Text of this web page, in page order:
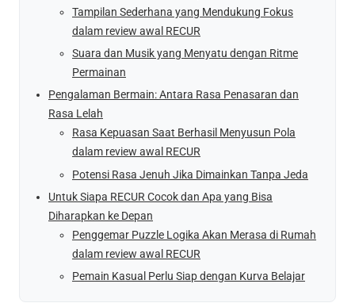
Tampilan Sederhana yang Mendukung Fokus
dalam review awal RECUR
Suara dan Musik yang Menyatu dengan Ritme
Permainan
Pengalaman Bermain: Antara Rasa Penasaran dan
Rasa Lelah
Rasa Kepuasan Saat Berhasil Menyusun Pola
dalam review awal RECUR
Potensi Rasa Jenuh Jika Dimainkan Tanpa Jeda
Untuk Siapa RECUR Cocok dan Apa yang Bisa
Diharapkan ke Depan
Penggemar Puzzle Logika Akan Merasa di Rumah
dalam review awal RECUR
Pemain Kasual Perlu Siap dengan Kurva Belajar